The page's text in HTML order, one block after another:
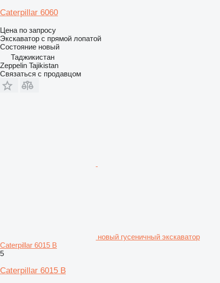
Caterpillar 6060
Цена по запросу
Экскаватор с прямой лопатой
Состояние новый
Таджикистан
Zeppelin Tajikistan
Связаться с продавцом
новый гусеничный экскаватор
Caterpillar 6015 B
5
Caterpillar 6015 B